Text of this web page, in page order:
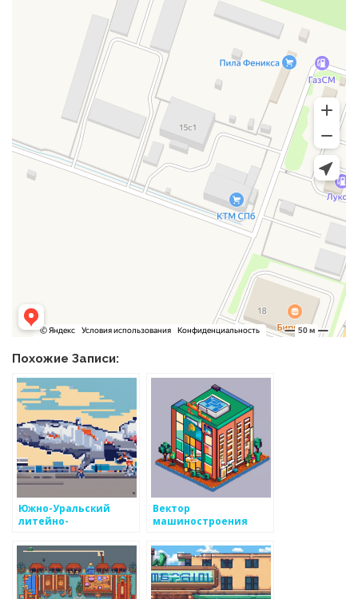
Похожие Записи:
Южно-Уральский
литейно-
Вектор
машиностроения